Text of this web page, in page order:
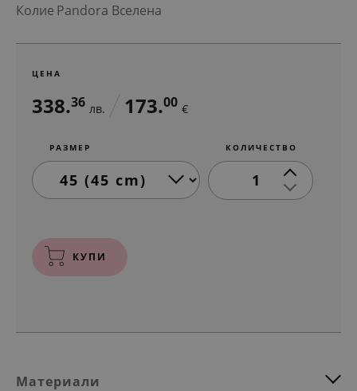
Колие Pandora Вселена
ЦЕНА
338.36 лв. 173.00 €
РАЗМЕР КОЛИЧЕСТВО
1
КУПИ
Материали